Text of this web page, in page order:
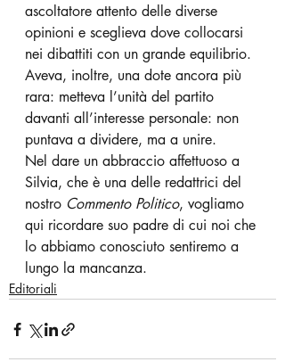
ascoltatore attento delle diverse
opinioni e sceglieva dove collocarsi
nei dibattiti con un grande equilibrio.
Aveva, inoltre, una dote ancora più
rara: metteva l’unità del partito
davanti all’interesse personale: non
puntava a dividere, ma a unire.
Nel dare un abbraccio affettuoso a
Silvia, che è una delle redattrici del
nostro Commento Politico, vogliamo
qui ricordare suo padre di cui noi che
lo abbiamo conosciuto sentiremo a
lungo la mancanza.
Editoriali